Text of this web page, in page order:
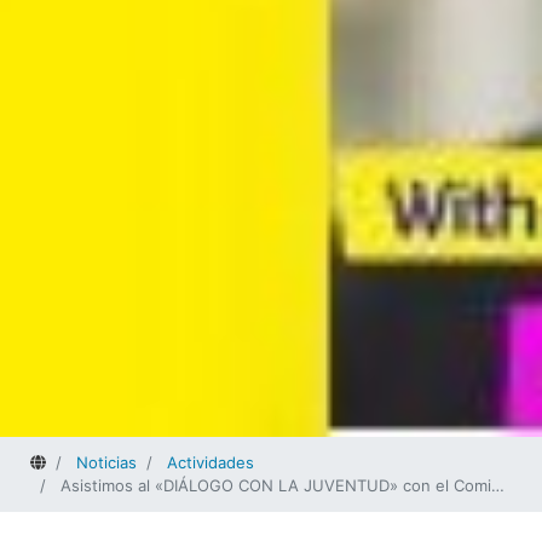
HomeNoticias
Actividades
Asistimos al «DIÁLOGO CON LA JUVENTUD» con el Comisario Europeo de Comercio, Valdis Dombrovskis